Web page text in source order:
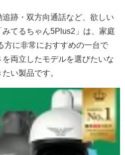
跡・双方向通話など、欲しい
てるちゃん5Plus2」は、家庭
方に非常におすすめの一台で
両立したモデルを選びたいな
い製品です。